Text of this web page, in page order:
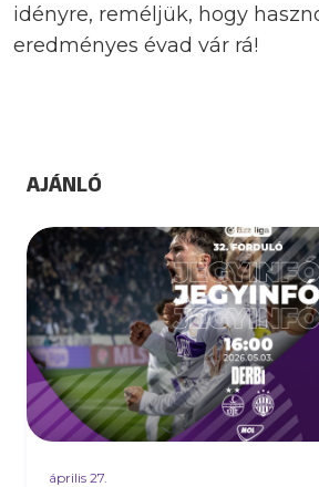
idényre, reméljük, hogy
eredményes évad vár rá!
AJÁNLÓ
április 27.